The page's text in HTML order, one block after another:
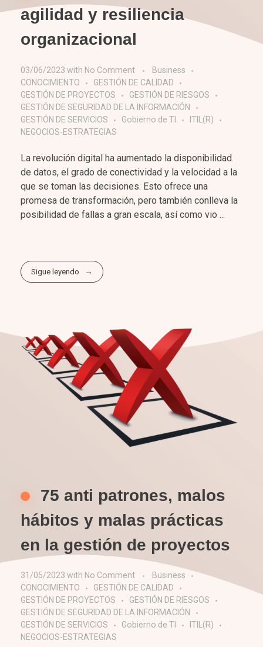
agilidad y resiliencia
organizacional
03/06/2023 with No Comment
Business
CONOCIMIENTO
GESTIÓN DE CALIDAD
GESTIÓN DE PROYECTOS
GESTIÓN DE RIESGOS
GESTIÓN DE SEGURIDAD DE LA INFORMACIÓN
GESTIÓN DE SERVICIOS
Gobierno de TI
ITIL(R)
NEGOCIOS-ESTRATEGIAS
La revolución digital ha aumentado la disponibilidad
de datos, el grado de conectividad y la velocidad a la
que se toman las decisiones. Esto ofrece una
promesa de transformación, pero también conlleva la
posibilidad de fallas a gran escala, así como vio ...
Sigue leyendo
75 anti patrones, malos
hábitos y malas prácticas
en la gestión de proyectos
31/05/2023 with No Comment
Business
CONOCIMIENTO
GESTIÓN DE CALIDAD
GESTIÓN DE PROYECTOS
GESTIÓN DE RIESGOS
GESTIÓN DE SEGURIDAD DE LA INFORMACIÓN
GESTIÓN DE SERVICIOS
Gobierno de TI
ITIL(R)
NEGOCIOS-ESTRATEGIAS